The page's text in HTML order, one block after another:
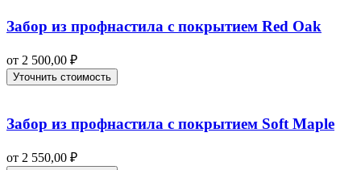
Забор из профнастила с покрытием Red Oak
от 2 500,00 ₽
Уточнить стоимость
Забор из профнастила с покрытием Soft Maple
от 2 550,00 ₽